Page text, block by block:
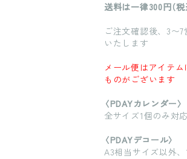
送料は一律300円（税
ご注文確認後、3〜
いたします
メール便はアイテ
ものがございます
〈PDAYカレンダー〉
全サイズ1個のみ対
〈PDAYデコール〉
A3相当サイズ以外